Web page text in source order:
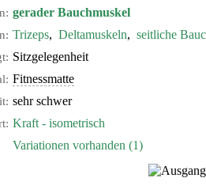
gerader Bauchmuskel
Trizeps, Deltamuskeln, seitliche
Sitzgelegenheit
Fitnessmatte
sehr schwer
Kraft - isometrisch
Variationen vorhanden (1)